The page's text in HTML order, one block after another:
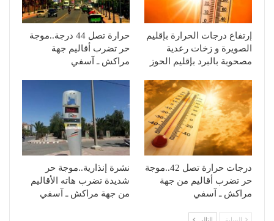
إرتفاع درجات الحرارة بإقليم
الصويرة و زخات رعدية
مصحوبة بالبرد بإقليم الحوز
حرارة تصل 44 درجة..موجة
حر تضرب أقاليم جهة
مراكش ـ آسفي
درجات حرارة تصل 42..موجة
حر تضرب أقاليم من جهة
مراكش ـ آسفي
نشرة إنذارية..موجة حر
شديدة تضرب هاته الأقاليم
من جهة مراكش ـ آسفي